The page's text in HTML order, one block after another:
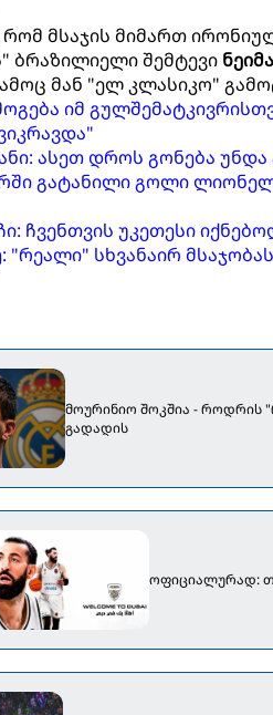
რომ მსაჯის მიმართ
ბრაზილიელი შემტევი
მან "ელ კლასიკო"
იმ
ასეთ დროს გონება
გატანილი გოლი
ჩვენთვის უკეთესი
"რეალი" სხვანაირ
მოურინიო შოკშია - როდრის
გადადის
ოფიციალურად: